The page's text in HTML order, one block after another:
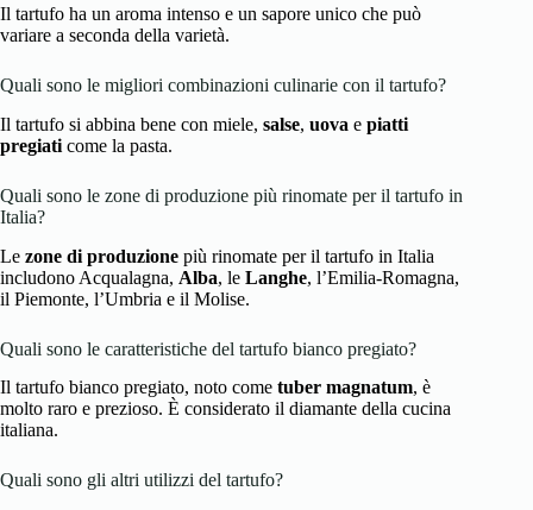
Il tartufo ha un aroma intenso e un sapore unico che può
variare a seconda della varietà.
Quali sono le migliori combinazioni culinarie con il tartufo?
Il tartufo si abbina bene con miele, salse, uova e piatti
pregiati come la pasta.
Quali sono le zone di produzione più rinomate per il tartufo in
Italia?
Le zone di produzione più rinomate per il tartufo in Italia
includono Acqualagna, Alba, le Langhe, l’Emilia-Romagna,
il Piemonte, l’Umbria e il Molise.
Quali sono le caratteristiche del tartufo bianco pregiato?
Il tartufo bianco pregiato, noto come tuber magnatum, è
molto raro e prezioso. È considerato il diamante della cucina
italiana.
Quali sono gli altri utilizzi del tartufo?